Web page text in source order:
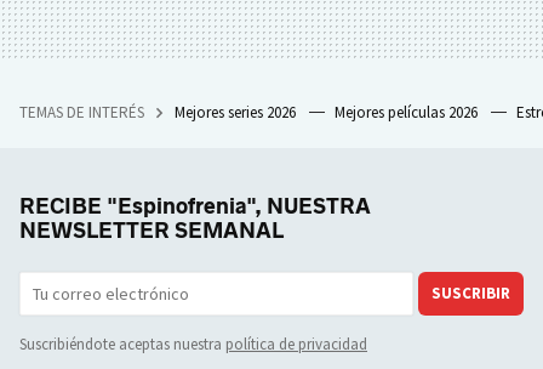
TEMAS DE INTERÉS Mejores series 2026 Mejores películas 2026
RECIBE "Espinofrenia", NUESTRA
NEWSLETTER SEMANAL
SUSCRIBIR
Suscribiéndote aceptas nuestra política de privacidad